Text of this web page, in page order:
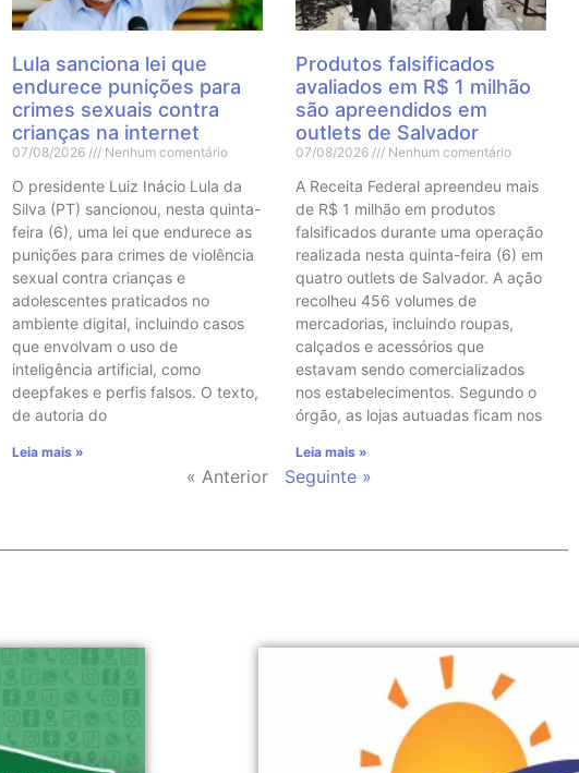
Lula sanciona lei que
endurece punições para
crimes sexuais contra
crianças na internet
07/08/2026 Nenhum comentário
O presidente Luiz Inácio Lula da
Silva (PT) sancionou, nesta quinta-
feira (6), uma lei que endurece as
punições para crimes de violência
sexual contra crianças e
adolescentes praticados no
ambiente digital, incluindo casos
que envolvam o uso de
inteligência artificial, como
deepfakes e perfis falsos. O texto,
de autoria do
Leia mais »
Produtos falsificados
avaliados em R$ 1 milhão
são apreendidos em
outlets de Salvador
07/08/2026 Nenhum comentário
A Receita Federal apreendeu mais
de R$ 1 milhão em produtos
falsificados durante uma operação
realizada nesta quinta-feira (6) em
quatro outlets de Salvador. A ação
recolheu 456 volumes de
mercadorias, incluindo roupas,
calçados e acessórios que
estavam sendo comercializados
nos estabelecimentos. Segundo o
órgão, as lojas autuadas ficam nos
Leia mais »
« Anterior Seguinte »